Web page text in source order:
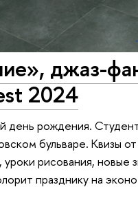
джаз-
2024
день рождения.
бульваре. Квизы
рисования,
празднику на